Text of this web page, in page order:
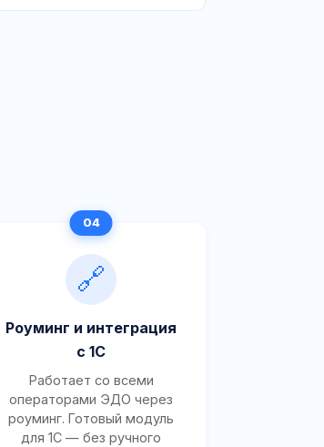
🔗
Роуминг и интеграция
с 1С
Работает со всеми
операторами ЭДО через
роуминг. Готовый модуль
для 1С — без ручного